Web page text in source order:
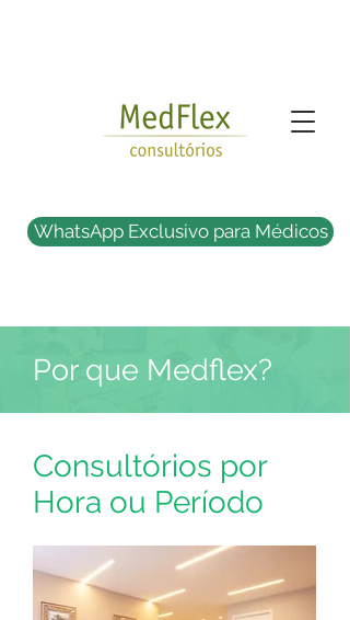
WhatsApp Exclusivo para Médicos
Por que Medflex?
Consultórios por
Hora ou Período